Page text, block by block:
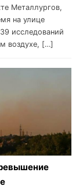
Металлургов,
на улице
исследований
воздухе, […]